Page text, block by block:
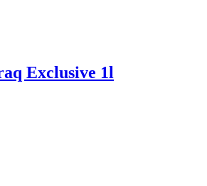
Exclusive 1l